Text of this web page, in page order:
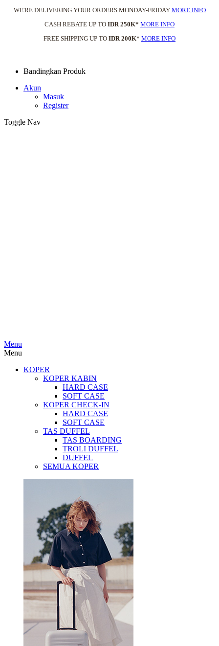
WE'RE DELIVERING YOUR ORDERS MONDAY-FRIDAY MORE INFO
CASH REBATE UP TO IDR 250K* MORE INFO
FREE SHIPPING UP TO IDR 200K* MORE INFO
Bandingkan Produk
Akun
Masuk
Register
Toggle Nav
Menu
Menu
KOPER
KOPER KABIN
HARD CASE
SOFT CASE
KOPER CHECK-IN
HARD CASE
SOFT CASE
TAS DUFFEL
TAS BOARDING
TROLI DUFFEL
DUFFEL
SEMUA KOPER